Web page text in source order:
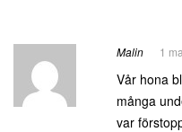
Malin 1
Vår hona
många
var